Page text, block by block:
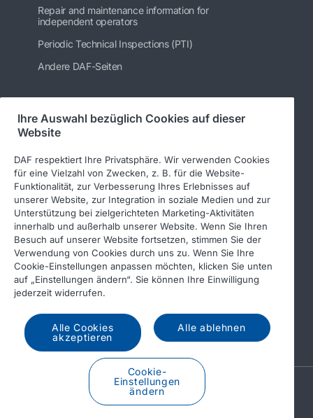
Repair and maintenance information for
independent operators
Periodic Technical Inspections (PTI)
Andere DAF-Seiten
Folgen Sie uns
© 2026 DAF
Rechtlicher Hinweis
Datenschutzerklärung
DAF und Cookies
Income Tax Report
A PACCAR COMPANY
DRIVEN BY QUALITY
Ihre Auswahl bezüglich Cookies auf dieser
Website
DAF respektiert Ihre Privatsphäre. Wir verwenden Cookies
für eine Vielzahl von Zwecken, z. B. für die Website-
Funktionalität, zur Verbesserung Ihres Erlebnisses auf
unserer Website, zur Integration in soziale Medien und zur
Unterstützung bei zielgerichteten Marketing-Aktivitäten
innerhalb und außerhalb unserer Website. Wenn Sie Ihren
Besuch auf unserer Website fortsetzen, stimmen Sie der
Verwendung von Cookies durch uns zu. Wenn Sie Ihre
Cookie-Einstellungen anpassen möchten, klicken Sie unten
auf „Einstellungen ändern“. Sie können Ihre Einwilligung
jederzeit widerrufen.
Alle Cookies
akzeptieren
Alle ablehnen
Cookie-
Einstellungen
ändern